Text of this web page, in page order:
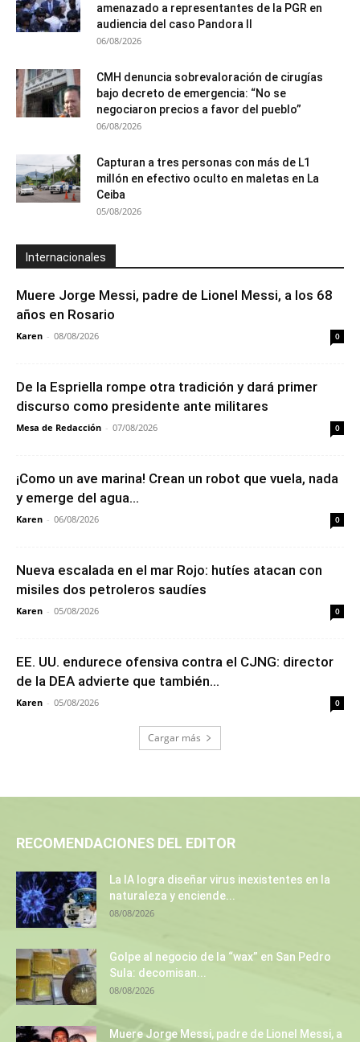
amenazado a representantes de la PGR en
audiencia del caso Pandora II
06/08/2026
CMH denuncia sobrevaloración de cirugías
bajo decreto de emergencia: “No se
negociaron precios a favor del pueblo”
06/08/2026
Capturan a tres personas con más de L1
millón en efectivo oculto en maletas en La
Ceiba
05/08/2026
Internacionales
Muere Jorge Messi, padre de Lionel Messi, a los 68
años en Rosario
Karen - 08/08/2026 0
De la Espriella rompe otra tradición y dará primer
discurso como presidente ante militares
Mesa de Redacción - 07/08/2026 0
¡Como un ave marina! Crean un robot que vuela, nada
y emerge del agua...
Karen - 06/08/2026 0
Nueva escalada en el mar Rojo: hutíes atacan con
misiles dos petroleros saudíes
Karen - 05/08/2026 0
EE. UU. endurece ofensiva contra el CJNG: director
de la DEA advierte que también...
Karen - 05/08/2026 0
Cargar más
RECOMENDACIONES DEL EDITOR
La IA logra diseñar virus inexistentes en la
naturaleza y enciende...
08/08/2026
Golpe al negocio de la “wax” en San Pedro
Sula: decomisan...
08/08/2026
Muere Jorge Messi, padre de Lionel Messi, a